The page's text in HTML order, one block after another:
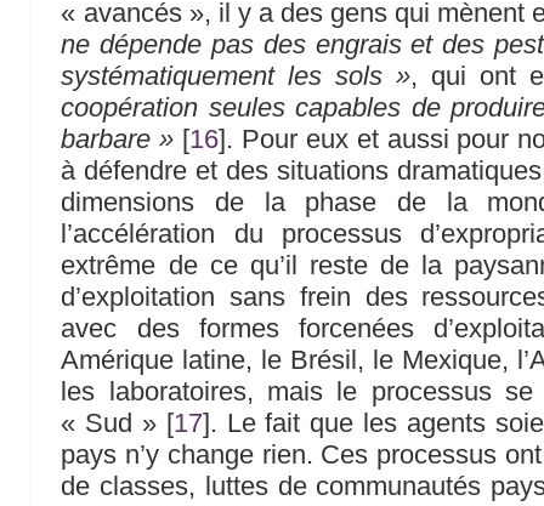
« avancés », il y a des gens qui mènent
ne dépende pas des engrais et des
systématiquement les sols », qui ont
coopération seules capables de
barbare » [16] . Pour eux et aussi pour
à défendre et des situations
dimensions de la phase de la
l’accélération du processus
extrême de ce qu’il reste de la
d’exploitation sans frein des
avec des formes forcenées
Amérique latine, le Brésil, le Mexique,
les laboratoires, mais le processus
« Sud » [17] . Le fait que les agents
pays n’y change rien. Ces processus
de classes, luttes de communautés